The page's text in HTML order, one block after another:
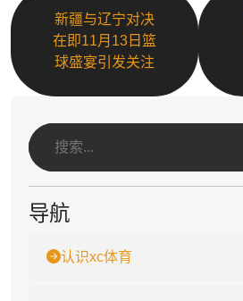
新疆与辽宁对决
在即11月13日篮
球盛宴引发关注
导航
认识xc体育